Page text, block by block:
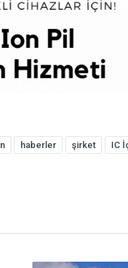
haberler şirket IC